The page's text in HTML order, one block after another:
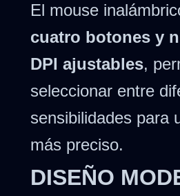
El mouse
cuatro botones y
DPI ajustables,
seleccionar entre
sensibilidades para
más preciso.
DISEÑO